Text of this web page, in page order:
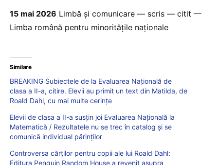
15 mai 2026 Limbă și comunicare — scris — citit —
Limba română pentru minoritățile naționale
Similare
BREAKING Subiectele de la Evaluarea Națională de
clasa a II-a, citire. Elevii au primit un text din Matilda, de
Roald Dahl, cu mai multe cerințe
Elevii de clasa a II-a susțin joi Evaluarea Națională la
Matematică / Rezultatele nu se trec în catalog și se
comunică individual părinților
Controversa cărților pentru copii ale lui Roald Dahl:
Editura Penguin Random House a revenit asupra